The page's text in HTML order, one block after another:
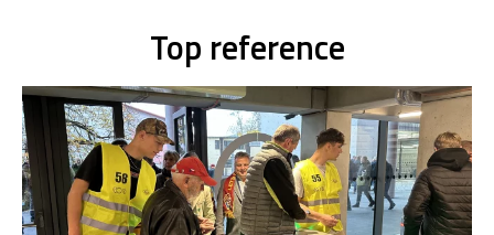
Top reference